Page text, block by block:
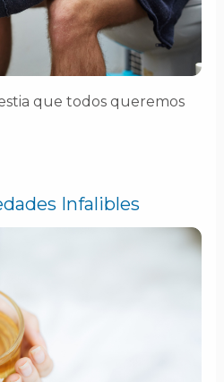
que todos queremos
Infalibles